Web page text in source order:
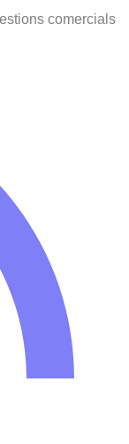
comercials